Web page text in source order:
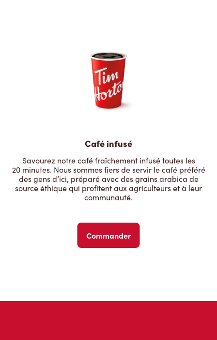
Café infusé
Savourez notre café fraîchement infusé toutes les
20 minutes. Nous sommes fiers de servir le café préféré
des gens d’ici, préparé avec des grains arabica de
source éthique qui profitent aux agriculteurs et à leur
communauté.
Commander